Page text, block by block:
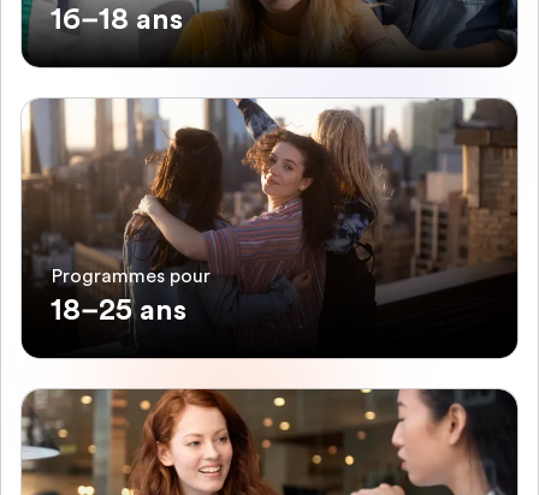
16–18 ans
Programmes pour
18–25 ans